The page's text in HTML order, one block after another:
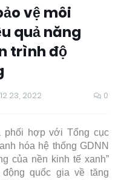
vệ môi
quả năng
trình độ
23, 2022 0
phối hợp với Tổng cục
hóa hệ thống GDNN
của nền kinh tế xanh”
quốc gia về tăng